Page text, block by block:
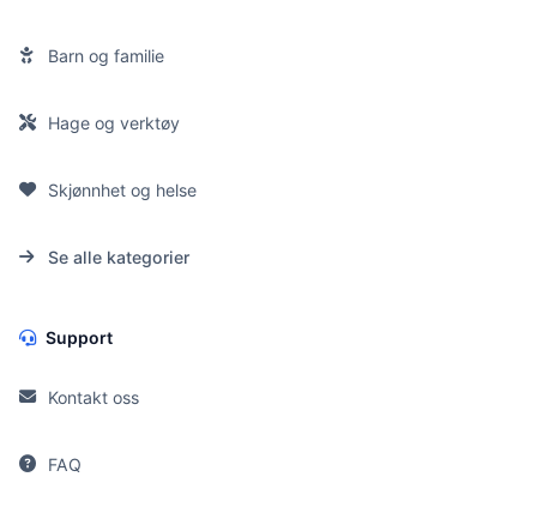
Barn og familie
Hage og verktøy
Skjønnhet og helse
Se alle kategorier
Support
Kontakt oss
FAQ